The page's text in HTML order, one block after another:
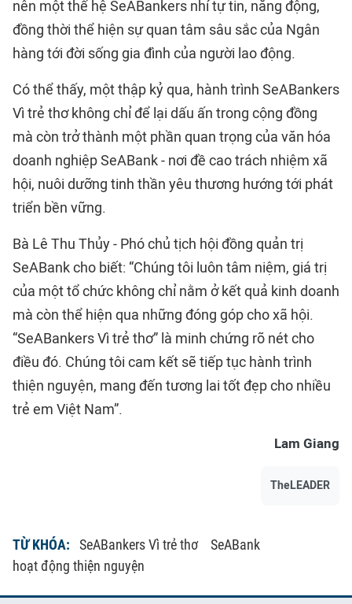
nên một thế hệ SeABankers nhí tự tin, năng động,
đồng thời thể hiện sự quan tâm sâu sắc của Ngân
hàng tới đời sống gia đình của người lao động.
Có thể thấy, một thập kỷ qua, hành trình SeABankers
Vì trẻ thơ không chỉ để lại dấu ấn trong cộng đồng
mà còn trở thành một phần quan trọng của văn hóa
doanh nghiệp SeABank - nơi đề cao trách nhiệm xã
hội, nuôi dưỡng tinh thần yêu thương hướng tới phát
triển bền vững.
Bà Lê Thu Thủy - Phó chủ tịch hội đồng quản trị
SeABank cho biết: “Chúng tôi luôn tâm niệm, giá trị
của một tổ chức không chỉ nằm ở kết quả kinh doanh
mà còn thể hiện qua những đóng góp cho xã hội.
“SeABankers Vì trẻ thơ” là minh chứng rõ nét cho
điều đó. Chúng tôi cam kết sẽ tiếp tục hành trình
thiện nguyện, mang đến tương lai tốt đẹp cho nhiều
trẻ em Việt Nam”.
Lam Giang
TheLEADER
TỪ KHÓA: SeABankers Vì trẻ thơ
SeABank
hoạt động thiện nguyện